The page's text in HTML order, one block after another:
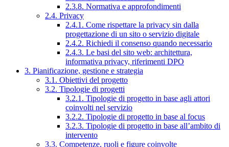
2.3.8. Normativa e approfondimenti
2.4. Privacy
2.4.1. Come rispettare la privacy sin dalla
progettazione di un sito o servizio digitale
2.4.2. Richiedi il consenso quando necessario
2.4.3. Le basi del sito web: architettura,
informativa privacy, riferimenti DPO
3. Pianificazione, gestione e strategia
3.1. Obiettivi del progetto
3.2. Tipologie di progetti
3.2.1. Tipologie di progetto in base agli attori
coinvolti nel servizio
3.2.2. Tipologie di progetto in base al focus
3.2.3. Tipologie di progetto in base all’ambito di
intervento
3.3. Competenze, ruoli e figure coinvolte